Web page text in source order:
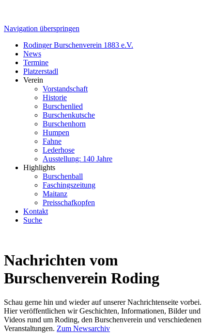
Navigation überspringen
Rodinger Burschenverein 1883 e.V.
News
Termine
Platzerstadl
Verein
Vorstandschaft
Historie
Burschenlied
Burschenkutsche
Burschenhorn
Humpen
Fahne
Lederhose
Ausstellung: 140 Jahre
Highlights
Burschenball
Faschingszeitung
Maitanz
Preisschafkopfen
Kontakt
Suche
Nachrichten vom
Burschenverein Roding
Schau gerne hin und wieder auf unserer Nachrichtenseite vorbei.
Hier veröffentlichen wir Geschichten, Informationen, Bilder und
Videos rund um Roding, den Burschenverein und verschiedenen
Veranstaltungen. Zum Newsarchiv